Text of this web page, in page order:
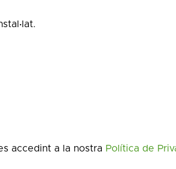
accedint a la nostra Política de